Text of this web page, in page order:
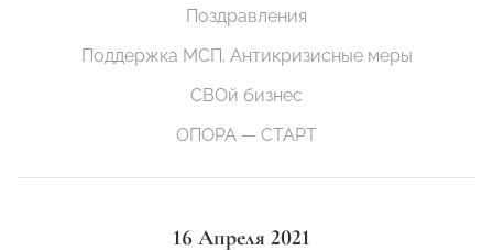
Поздравления
Поддержка МСП. Антикризисные меры
СВОй бизнес
ОПОРА — СТАРТ
16 Апреля 2021